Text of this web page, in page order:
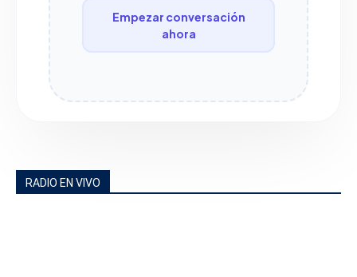
Empezar conversación
ahora
RADIO EN VIVO